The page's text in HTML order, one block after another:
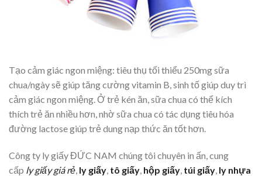
Tạo cảm giác ngon miệng: tiêu thụ tối thiểu 250mg sữa
chua/ngày sẽ giúp tăng cường vitamin B, sinh tố giúp duy trì
cảm giác ngon miệng. Ở trẻ kén ăn, sữa chua có thể kích
thích trẻ ăn nhiều hơn, nhờ sữa chua có tác dụng tiêu hóa
đường lactose giúp trẻ dung nạp thức ăn tốt hơn.
Công ty ly giấy ĐỨC NAM chúng tôi chuyên in ấn, cung
cấp ly giấy giá rẻ, ly giấy, tô giấy, hộp giấy, túi giấy, ly nhựa